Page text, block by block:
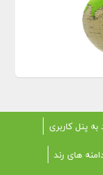
به پنل کاربری
های رند